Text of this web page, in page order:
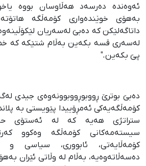
ئەوەندە دەرسەد هەڵاوسان بووە
بەهۆی خوێندەواری کۆمەڵگە
داتاگەلێکن کە دەبێ لەسەریان
لەسەری قسە بکەین بەڵام شتێکە کە
پێ بکەین."
دەبێ بوترێ ڕووبوڕووبوونەوەی جیدی
کۆمەڵگەیەکی ئەمڕۆییدا پێویستی بە
ستراتژی هەیە کە لە ئەستۆی
سیستەمەکانی کۆمەڵگە وەکوو
کۆمەڵایەتی، ئابووری، سیاسی
دەسەڵاتەوەیە، بەڵام لە وڵاتی ئێران